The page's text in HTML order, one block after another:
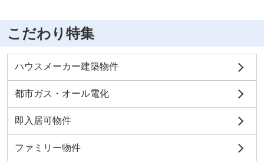
こだわり特集
ハウスメーカー建築物件
都市ガス・オール電化
即入居可物件
ファミリー物件